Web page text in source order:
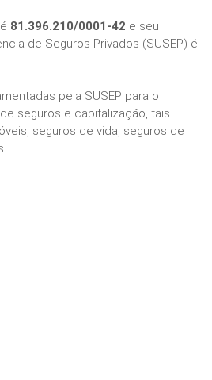
81.396.210/0001-42 e seu
de Seguros Privados (SUSEP) é
pela SUSEP para o
seguros e capitalização, tais
seguros de vida, seguros de